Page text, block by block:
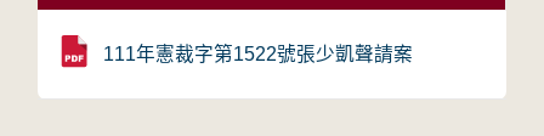
111年憲裁字第1522號張少凱聲請案